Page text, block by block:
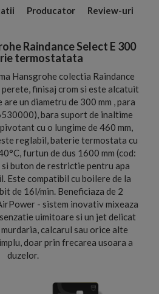
Producator Review-uri
Raindance Select E 300
termostatata
Hansgrohe colectia Raindance
perete, finisaj crom si este alcatuit
are un diametru de 300 mm , para
bara suport de inaltime
cu o lungime de 460 mm,
reglabil, baterie termostata cu
furtun de dus 1600 mm (cod:
buton de restrictie pentru apa
Este compatibil cu boilere de la
de 16l/min. Beneficiaza de 2
- sistem inovativ mixeaza
uimitoare si un jet delicat
calcarul sau orice alte
doar prin frecarea usoara a
duzelor.